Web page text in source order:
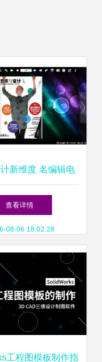
新维度 名编辑电
软件引领数字动漫
制作革命
查看详情
08-06 18:02:28
工程图模板制作指